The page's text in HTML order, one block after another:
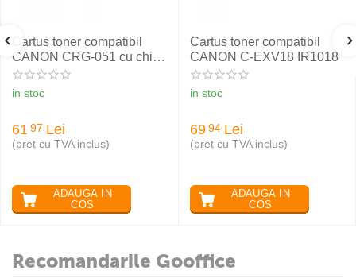
Cartus toner compatibil
CANON CRG-051 cu chip,
RETECH
in stoc
61 97 Lei
(pret cu TVA inclus)
ADAUGA IN
COS
Cartus toner compatibil
CANON C-EXV18 IR1018
in stoc
69 94 Lei
(pret cu TVA inclus)
ADAUGA IN
COS
Recomandarile Gooffice